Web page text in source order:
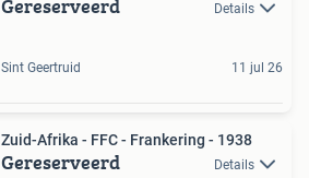
Details
Sint Geertruid 11 jul 26
Zuid-Afrika - FFC - Frankering - 1938
Gereserveerd Details